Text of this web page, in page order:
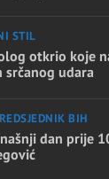
STIL
otkrio koje
srčanog udara
BIH
dan prije